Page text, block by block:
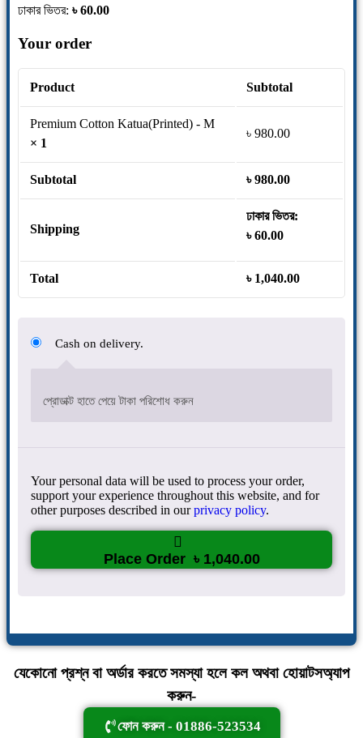
ঢাকার ভিতর: ৳60.00
Your order
Product Subtotal
Premium Cotton Katua(Printed) - M
× 1
৳ 980.00
Subtotal ৳980.00
Shipping
ঢাকার ভিতর:
৳60.00
Total ৳ 1,040.00
Cash on delivery.
প্রোডাক্ট হাতে পেয়ে টাকা পরিশোধ করুন
Your personal data will be used to process your order,
support your experience throughout this website, and for
other purposes described in ourprivacy policy.
Place Order ৳ 1,040.00
যেকোনো প্রশ্ন বা অর্ডার করতে সমস্যা হলে কল অথবা হোয়াটসঅ্যাপ
করুন-
ফোন করুন - 01886-523534